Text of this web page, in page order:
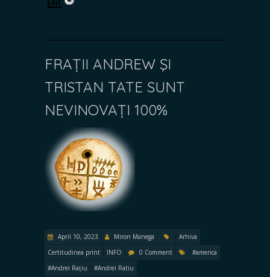
FRAȚII ANDREW ŞI
TRISTAN TATE SUNT
NEVINOVAȚI 100%
April 10, 2023 Miron Manega
Arhiva
Certitudinea print
INFO 0 Comment
#america
#Andrei Rațiu
#Andrei Ratiu